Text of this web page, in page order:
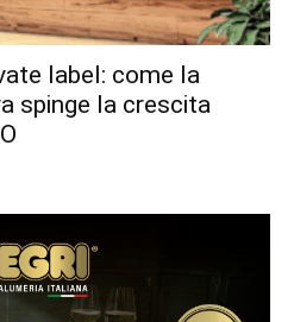
label: come la
spinge la crescita